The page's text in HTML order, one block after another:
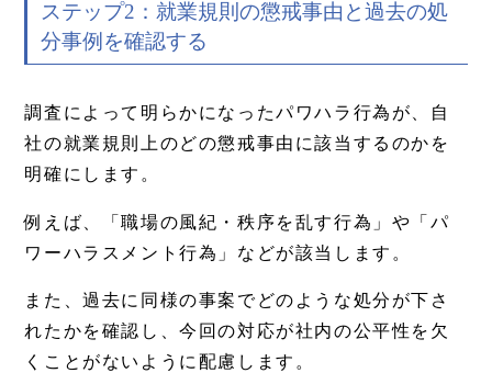
ステップ2：就業規則の懲戒事由と過去の処
分事例を確認する
調査によって明らかになったパワハラ行為が、自
社の就業規則上のどの懲戒事由に該当するのかを
明確にします。
例えば、「職場の風紀・秩序を乱す行為」や「パ
ワーハラスメント行為」などが該当します。
また、過去に同様の事案でどのような処分が下さ
れたかを確認し、今回の対応が社内の公平性を欠
くことがないように配慮します。